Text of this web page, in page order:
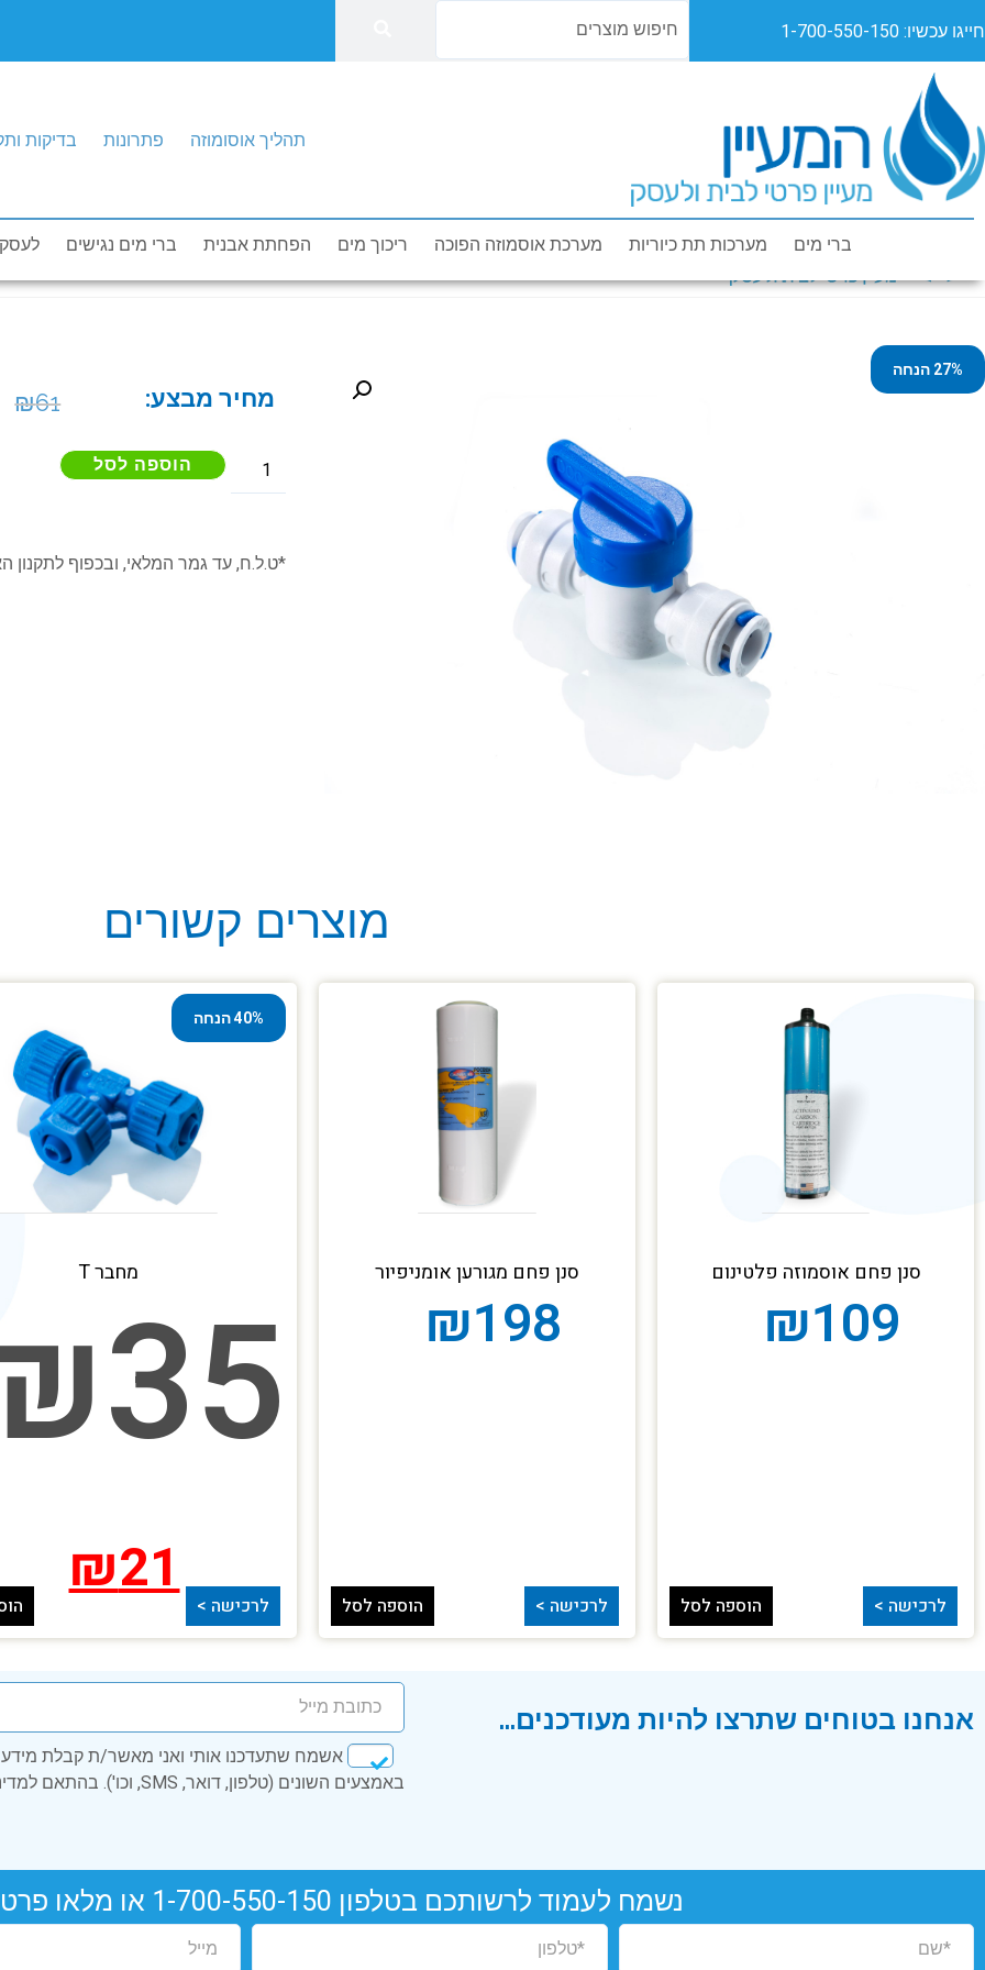
חייגו עכשיו: 1-700-550-150
תהליך אוסומוזה פתרונות בדיקות
ברי מים מערכות תת כיוריות מערכת אוסמוזה הפוכה ריכוך מים הפחתת אבנית ברי מים נגישים מוצרים מבצעים אודות בדיקות ותקנים הזמנת טכנאי תהליך אוסומוזה
27% הנחה
מחיר מבצע: ₪61
הוספה לסל
*ט.ל.ח, עד גמר המלאי, ובכפוף לתקנון
מוצרים קשורים
סנן פחם אוסמוזה פלטינום
₪109
הוספה לסל לרכישה >
סנן פחם מגורען אומניפיור
₪198
הוספה לסל לרכישה >
40% הנחה
מחבר T
35
₪21 לרכישה >
אנחנו בטוחים שתרצו להיות מעודכנים...
אשמח שתעדכנו אותי ואני מאשר/ת קבלת מידע
באמצעים השונים (טלפון, דואר, SMS, וכו'). בהתאם למדיניות הפרטיות.
נשמח לעמוד לרשותכם בטלפון 1-700-550-150 או מלאו